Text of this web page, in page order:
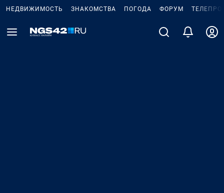
НЕДВИЖИМОСТЬ ЗНАКОМСТВА ПОГОДА ФОРУМ